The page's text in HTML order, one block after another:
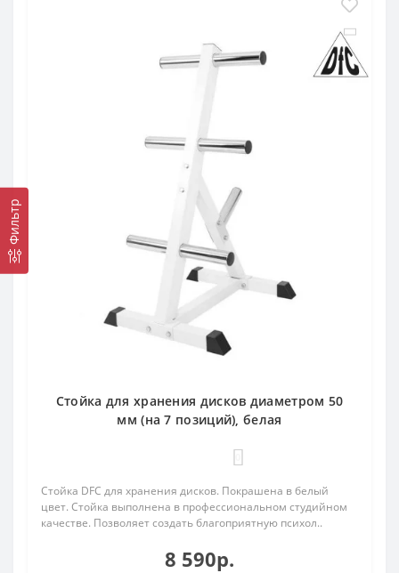
Фильтр
Стойка для хранения дисков диаметром 50
мм (на 7 позиций), белая
Стойка DFC для хранения дисков. Покрашена в белый
цвет. Стойка выполнена в профессиональном студийном
качестве. Позволяет создать благоприятную психол..
8 590р.